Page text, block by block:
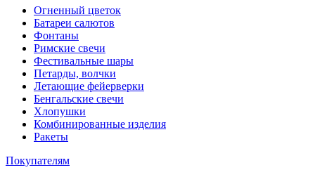
Огненный цветок
Батареи салютов
Фонтаны
Римские свечи
Фестивальные шары
Петарды, волчки
Летающие фейерверки
Бенгальские свечи
Хлопушки
Комбинированные изделия
Ракеты
Покупателям